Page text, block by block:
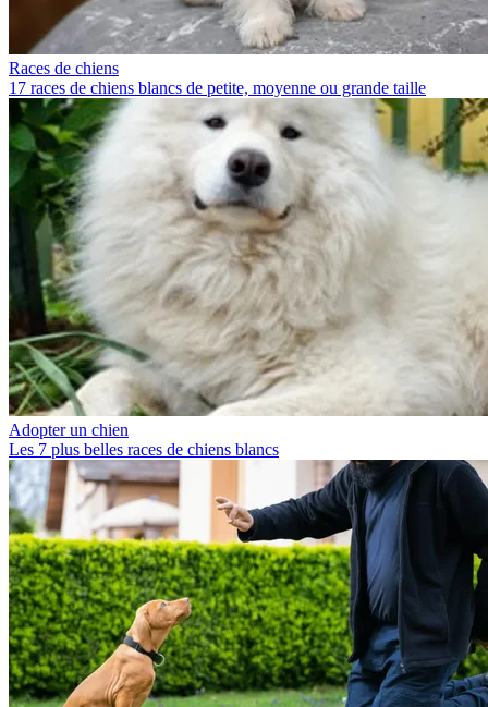
Races de chiens
17 races de chiens blancs de petite, moyenne ou grande taille
Adopter un chien
Les 7 plus belles races de chiens blancs